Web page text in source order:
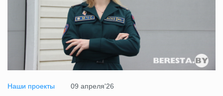
Наши проекты 09 апреля'26